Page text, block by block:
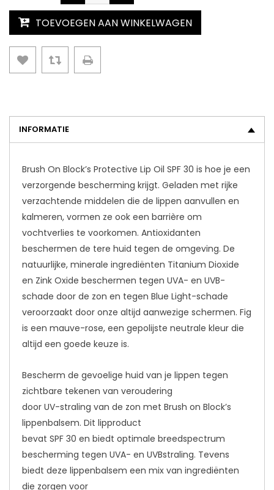
TOEVOEGEN AAN WINKELWAGEN
INFORMATIE
Brush On Block’s Protective Lip Oil SPF 30 is hoe je een
verzorgende bescherming krijgt. Geladen met rijke
verzachtende middelen die de lippen aanvullen en
kalmeren, vormen ze ook een barrière om
vochtverlies te voorkomen. Antioxidanten
beschermen de tere huid tegen de omgeving. De
natuurlijke, minerale ingrediënten Titanium Dioxide
en Zink Oxide beschermen tegen UVA- en UVB-
schade door de zon en tegen Blue Light-schade
veroorzaakt door onze altijd aanwezige schermen. Fig
is een mauve-rose, een gepolijste neutrale kleur die
altijd een goede keuze is.
Bescherm de gevoelige huid van je lippen tegen
zichtbare tekenen van veroudering
door UV-straling van de zon met Brush on Block’s
lippenbalsem. Dit lipproduct
bevat SPF 30 en biedt optimale breedspectrum
bescherming tegen UVA- en UVBstraling. Tevens
biedt deze lippenbalsem een mix van ingrediënten
die zorgen voor